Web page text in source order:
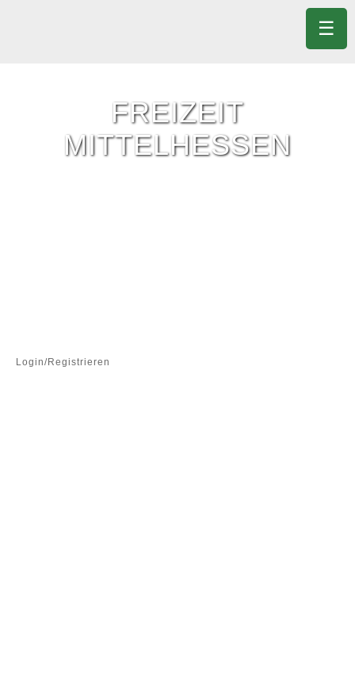
FREIZEIT
MITTELHESSEN
Login/Registrieren
☰